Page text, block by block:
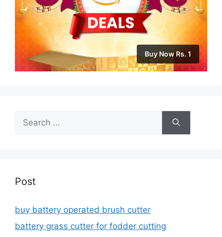
Buy Now Rs. 1
for:
Post
buy battery operated brush cutter
battery grass cutter for fodder cutting